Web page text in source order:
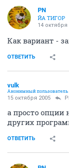
PN
ЙА ТИГОР
14 октября
Как вариант -
ОТВЕТИТЬ
vulk
Анонимный пользователь
15 октября 2005
а просто опции
других
ОТВЕТИТЬ